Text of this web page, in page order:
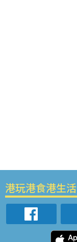
港玩港食港生活